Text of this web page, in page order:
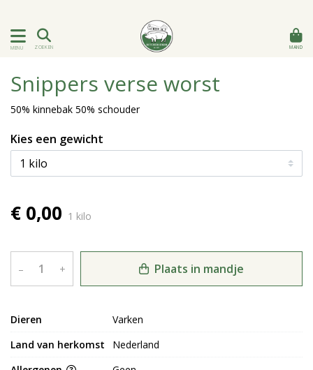
MENU ZOEKEN MAND
Snippers verse worst
50% kinnebak 50% schouder
Kies een gewicht
€ 0,00 1 kilo
– + Plaats in mandje
Dieren
Varken
Land van herkomst
Nederland